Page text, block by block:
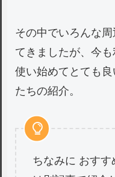
その中でいろんな
てきましたが、今
使い始めてとても
たちの紹介。
ちなみに おすす